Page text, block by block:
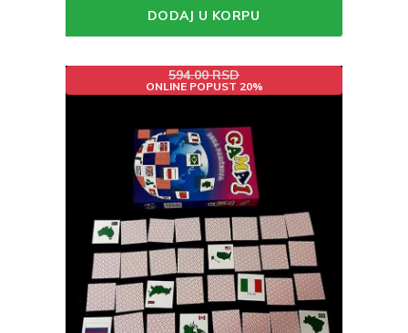
DODAJ U KORPU
594.00 RSD
ONLINE POPUST 20%